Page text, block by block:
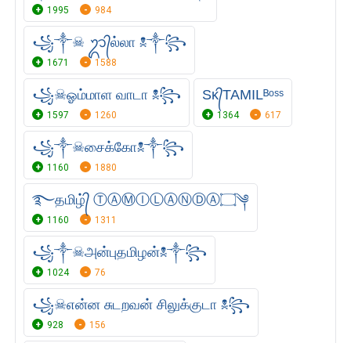
1995 984
꧁༒☠︎ ᬊ᭄ல்லா ☠︎༒꧂
1671 1588
꧁☠︎ஓம்மாள வாடா ☠︎꧂
1597 1260
Sᴋ᭄TAMILᴮᵒˢˢ
1364 617
꧁༒☠︎சைக்கோ☠︎༒꧂
1160 1880
࿐தமிழ்᭄ ⓉⒶⓂⒾⓁⒶⓃⒹⒶ۝༆
1160 1311
꧁༒☠︎அன்புதமிழன்☠︎༒꧂
1024 76
꧁☠︎என்ன சுடறவன் சிலுக்குடா ☠꧂
928 156